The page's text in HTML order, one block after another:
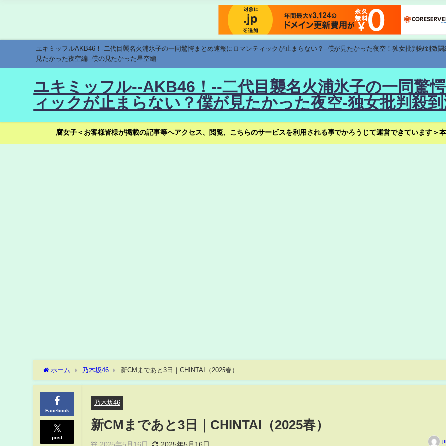
ユキミッフルAKB46！-二代目襲名火浦氷子の一同驚愕まとめ速報にロマンティックが止まらない？--僕が見たかった夜空！独女批判殺到激
見たかった夜空編--僕の見たかった星空編-
ユキミッフル--AKB46！--二代目襲名火浦氷子の一同驚
ィックが止まらない？僕が見たかった夜空-独女批判殺
腐女子＜お客様皆様が掲載の記事等へアクセス、閲覧、こちらのサービスを利用される事でかろうじて運営できています＞
ホーム 乃木坂46 新CMまであと3日｜CHINTAI（2025春）
Facebook
post
乃木坂46
新CMまであと3日｜CHINTAI（2025春）
2025年5月16日 2025年5月16日